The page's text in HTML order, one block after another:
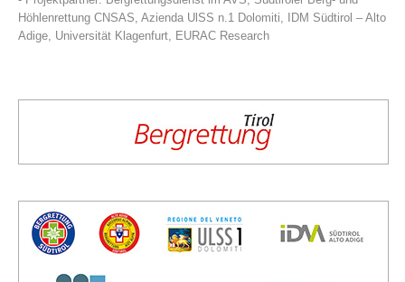
Board of Management
Höhlenrettung CNSAS, Azienda UlSS n.1 Dolomiti, IDM Südtirol – Alto
Adige, Universität Klagenfurt, EURAC Research